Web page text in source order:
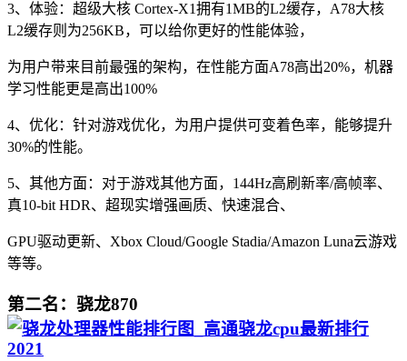
3、体验：超级大核 Cortex-X1拥有1MB的L2缓存，A78大核
L2缓存则为256KB，可以给你更好的性能体验，
为用户带来目前最强的架构，在性能方面A78高出20%，机器
学习性能更是高出100%
4、优化：针对游戏优化，为用户提供可变着色率，能够提升
30%的性能。
5、其他方面：对于游戏其他方面，144Hz高刷新率/高帧率、
真10-bit HDR、超现实增强画质、快速混合、
GPU驱动更新、Xbox Cloud/Google Stadia/Amazon Luna云游戏
等等。
第二名：骁龙870